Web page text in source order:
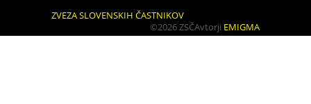
ZVEZA SLOVENSKIH ČASTNIKOV
©2026 ZSČAvtorji EMIGMA